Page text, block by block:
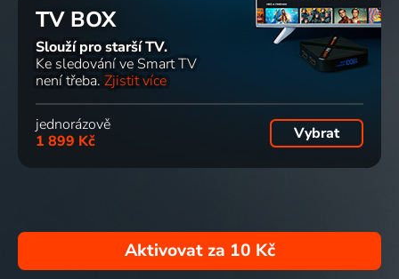
TV BOX
Slouží pro starší TV.
Ke sledování ve Smart TV
není třeba. Zjistit více
jednorázově
1 899 Kč
Vybrat
Aktivovat za 10 Kč